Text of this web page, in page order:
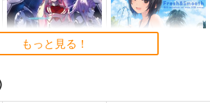
もっと見る！